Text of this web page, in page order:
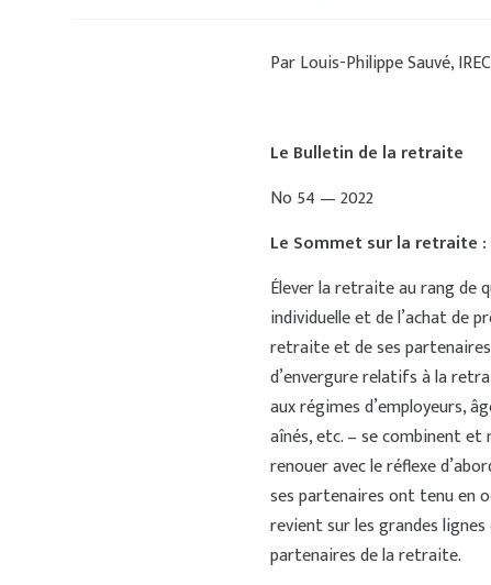
Par Louis-Philippe Sauvé,
Le Bulletin de la retraite
No 54 — 2022
Le Sommet sur la retraite
Élever la retraite au rang de
individuelle et de l’achat de
retraite et de ses
d’envergure relatifs à la
aux régimes d’employeurs,
aînés, etc. – se combinent et
renouer avec le réflexe
ses partenaires ont tenu en
revient sur les grandes
partenaires de la retraite.